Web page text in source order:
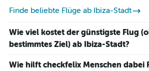
Finde beliebte Flüge ab Ibiza-Stadt
Wie viel kostet der günstigste Flug
bestimmtes Ziel) ab Ibiza-Stadt?
Wie hilft checkfelix Menschen dabei